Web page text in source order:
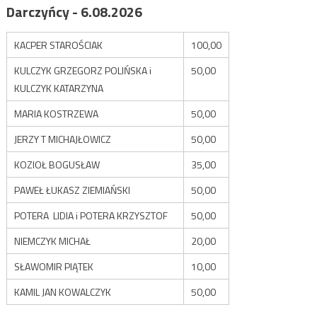
Darczyńcy - 6.08.2026
KACPER STAROŚCIAK
100,00
KULCZYK GRZEGORZ POLIŃSKA i
KULCZYK KATARZYNA
50,00
MARIA KOSTRZEWA
50,00
JERZY T MICHAJŁOWICZ
50,00
KOZIOŁ BOGUSŁAW
35,00
PAWEŁ ŁUKASZ ZIEMIAŃSKI
50,00
POTERA LIDIA i POTERA KRZYSZTOF
50,00
NIEMCZYK MICHAŁ
20,00
SŁAWOMIR PIĄTEK
10,00
KAMIL JAN KOWALCZYK
50,00